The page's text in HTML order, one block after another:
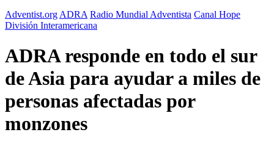
Adventist.org ADRA Radio Mundial Adventista Canal Hope
División Interamericana
ADRA responde en todo el sur
de Asia para ayudar a miles de
personas afectadas por
monzones